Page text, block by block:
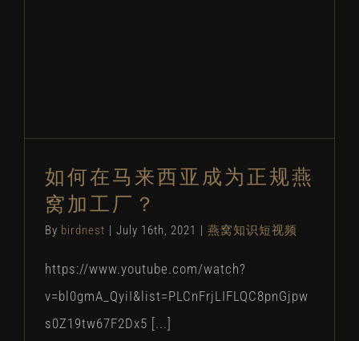
如何在马来西亚成为正规燕
窝加工厂？
By birdnest July 16th, 2021 燕窝知识短视频
https://www.youtube.com/watch?
v=bl0gmA_QyiI&list=PLCnFrjLIFLQC8pnGjpw
s0Z19tw67F2Dx5 [...]